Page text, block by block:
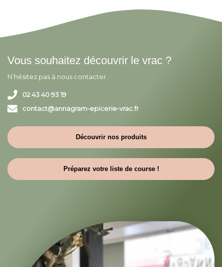
Vous souhaitez découvrir le vrac ?
N’hésitez pas à nous contacter.
02 43 40 93 19
contact@annagram-epicerie-vrac.fr
Découvrir nos produits
Préparez votre liste de course !